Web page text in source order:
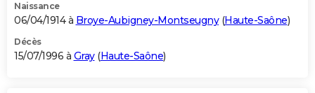
Naissance
06/04/1914 à Broye-Aubigney-Montseugny(Haute-Saône)
Décès
15/07/1996 à Gray(Haute-Saône)